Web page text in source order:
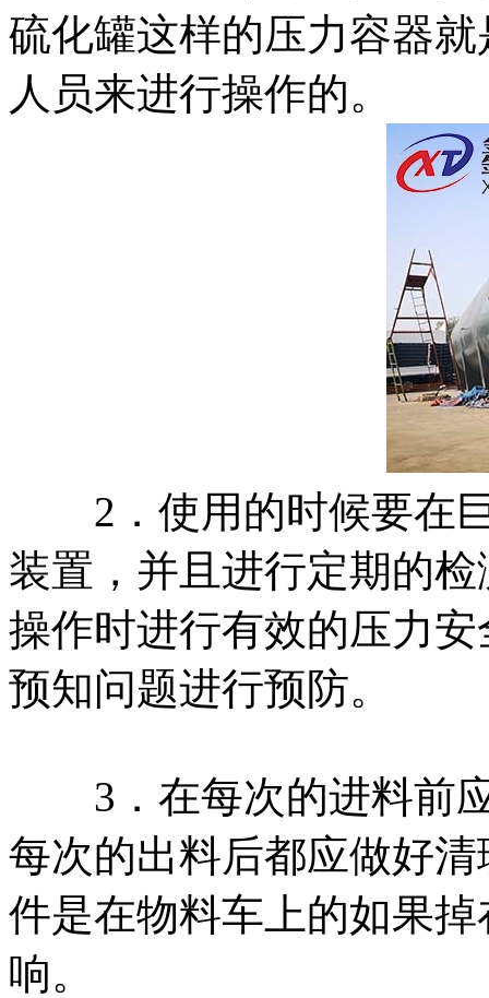
硫化罐这样的压力容器
人员来进行操作的。
2．使用的时候要在巨
装置，并且进行定期的
操作时进行有效的压力
预知问题进行预防。
3．在每次的进料前应
每次的出料后都应做好
件是在物料车上的如果
响。